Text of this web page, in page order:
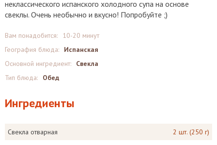
неклассического испанского холодного супа на основе
свеклы. Очень необычно и вкусно! Попробуйте ;)
Вам понадобится:
10-20 минут
География блюда:
Испанская
Основной ингредиент:
Свекла
Тип блюда:
Обед
Ингредиенты
Свекла отварная
2 шт. (250 г)